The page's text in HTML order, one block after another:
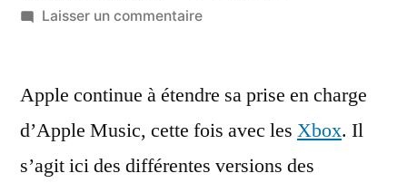
par
Laisser un commentairesur
sur
ça
donne
Apple continue à étendre sa prise en charge
d’Apple Music, cette fois avec les Xbox. Il
s’agit ici des différentes versions des